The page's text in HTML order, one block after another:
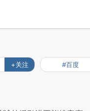
+关注 #百度